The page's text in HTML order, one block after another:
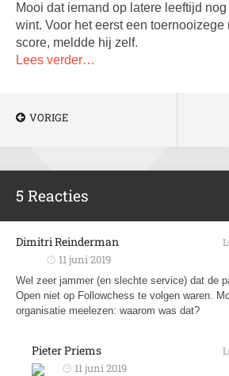
Mooi dat iemand op latere leeftijd
wint. Voor het eerst een
score, meldde hij zelf.
Lees verder…
VORIGE
5 Reacties
Dimitri Reinderman
11 juni 2019
Wel zeer jammer (en slechte service) dat de
Open niet op Followchess te volgen waren.
organisatie meelezen: waarom was dat?
Pieter Priems
11 juni 2019